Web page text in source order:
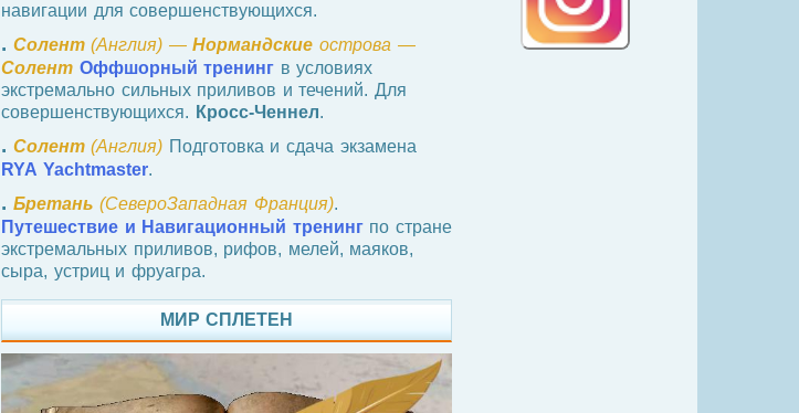
навигации для совершенствующихся.
. Солент(Англия) —Нормандские острова —
Солент Оффшорный тренинг в условиях
экстремально сильных приливов и течений. Для
совершенствующихся. Кросс-Ченнел.
. Солент(Англия) Подготовка и сдача экзамена
RYA Yachtmaster.
. Бретань (СевероЗападная Франция).
Путешествие и Навигационный тренингпо стране
экстремальных приливов, рифов, мелей, маяков,
сыра, устриц и фруагра.
МИР СПЛЕТЕН